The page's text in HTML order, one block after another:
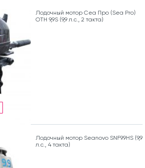
Лодочный мотор Сеа Про (Sea Pro)
OTH 9,9S (9,9 л.с., 2 такта)
Лодочный мотор Seanovo SNF9.9HS (9,9
л.с., 4 такта)